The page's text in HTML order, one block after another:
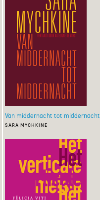
Van middernacht tot middernacht
sara mychkine